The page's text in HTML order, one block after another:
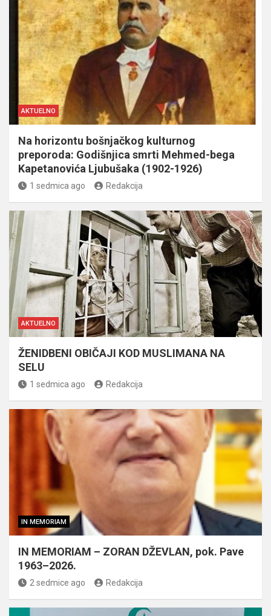
AKTUELNO
Na horizontu bošnjačkog kulturnog
preporoda: Godišnjica smrti Mehmed-bega
Kapetanovića Ljubušaka (1902-1926)
1 sedmica ago Redakcija
AKTUELNO
ŽENIDBENI OBIČAJI KOD MUSLIMANA NA
SELU
1 sedmica ago Redakcija
IN MEMORIAM
IN MEMORIAM – ZORAN DŽEVLAN, pok. Pave
1963–2026.
2 sedmice ago Redakcija